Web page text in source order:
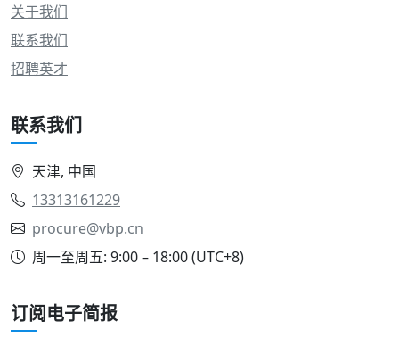
关于我们
联系我们
招聘英才
联系我们
天津, 中国
13313161229
procure@vbp.cn
周一至周五: 9:00 – 18:00 (UTC+8)
订阅电子简报